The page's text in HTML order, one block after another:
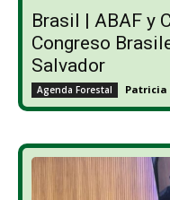
Brasil | ABAF y
Congreso
Salvador
Agenda Forestal Patricia